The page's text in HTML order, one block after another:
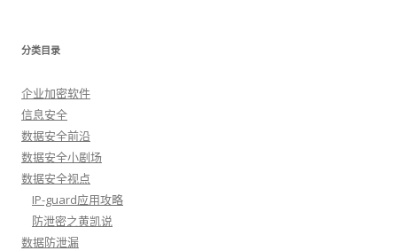
分类目录
企业加密软件
信息安全
数据安全前沿
数据安全小剧场
数据安全视点
IP-guard应用攻略
防泄密之黄凯说
数据防泄漏